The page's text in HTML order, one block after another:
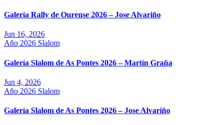
Galería Rally de Ourense 2026 – Jose Alvariño
Jun 16, 2026
Año 2026 Slalom
Galería Slalom de As Pontes 2026 – Martín Graña
Jun 4, 2026
Año 2026 Slalom
Galería Slalom de As Pontes 2026 – Jose Alvariño